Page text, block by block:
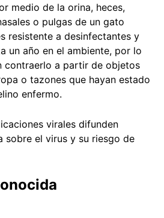
medio de la orina, heces,
o pulgas de un gato
resistente a desinfectantes y
un año en el ambiente, por lo
contraerlo a partir de objetos
o tazones que hayan estado
enfermo.
virales difunden
sobre el virus y su riesgo de